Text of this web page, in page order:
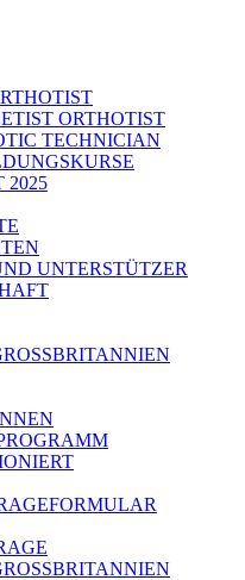
ORTHOTIST
TECHNICIAN
2025
UNTERSTÜTZER